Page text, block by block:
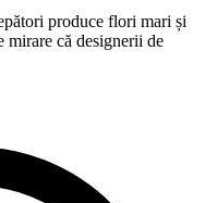
produce flori mari și
mirare că designerii de